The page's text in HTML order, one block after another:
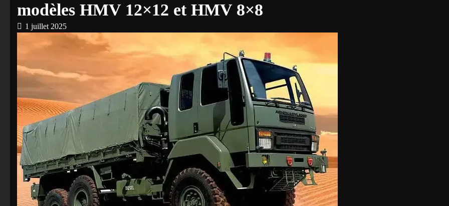
modèles HMV 12×12 et HMV 8×8
1 juillet 2025